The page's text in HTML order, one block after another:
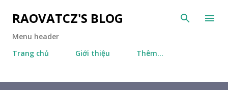
Chuyển đến nội dung chính
RAOVATCZ'S BLOG
Menu header
Trang chủ
Giới thiệu Thêm…